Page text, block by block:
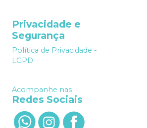
Privacidade e
Segurança
Política de Privacidade -
LGPD
Acompanhe nas
Redes Sociais